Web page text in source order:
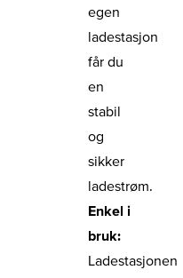
egen
ladestasjon
får du
en
stabil
og
sikker
ladestrøm.
Enkel i
bruk:
Ladestasjonen